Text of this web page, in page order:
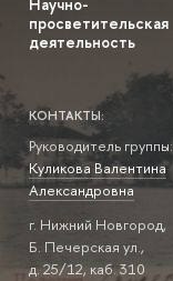
просветительская
деятельность
КОНТАКТЫ:
Руководитель группы:
Куликова Валентина
Александровна
г. Нижний Новгород,
Б. Печерская ул.,
д. 25/12, каб. 310